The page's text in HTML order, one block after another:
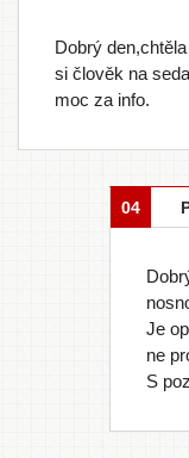
Dobrý
si člověk na
moc za info.
04
Je
ne
S